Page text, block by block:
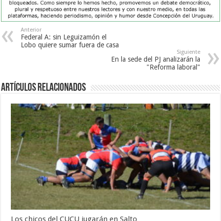
Anterior
Federal A: sin Leguizamón el
Lobo quiere sumar fuera de casa
Siguiente
En la sede del PJ analizarán la
"Reforma laboral"
Artículos Relacionados
Los chicos del CUCU jugarán en Salto